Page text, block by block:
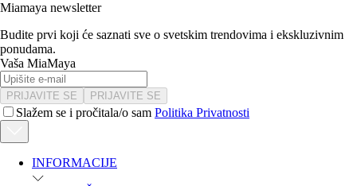
Miamaya newsletter
Budite prvi koji će saznati sve o svetskim trendovima i ekskluzivnim
ponudama.
Vaša MiaMaya
PRIJAVITE SE PRIJAVITE SE
Slažem se i pročitala/o sam Politika Privatnosti
INFORMACIJE